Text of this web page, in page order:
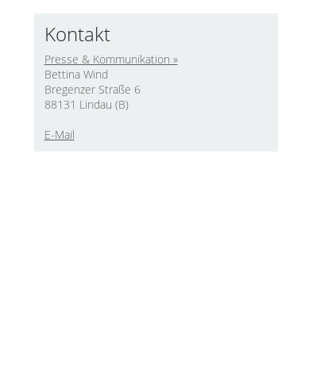
Kontakt
Presse & Kommunikation »
Bettina Wind
Bregenzer Straße 6
88131 Lindau (B)
E-Mail